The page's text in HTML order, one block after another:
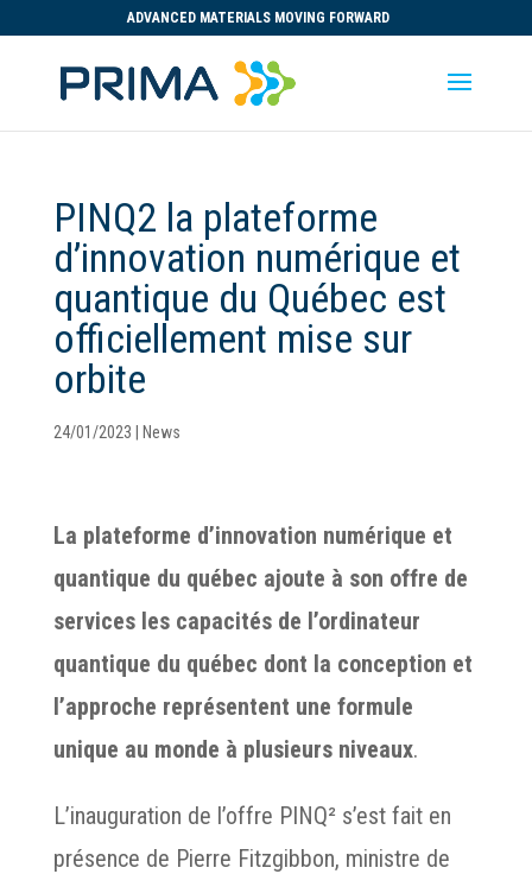
ADVANCED MATERIALS MOVING FORWARD
PINQ2 la plateforme
d’innovation numérique et
quantique du Québec est
officiellement mise sur
orbite
24/01/2023 News
La plateforme d’innovation numérique et
quantique du québec ajoute à son offre de
services les capacités de l’ordinateur
quantique du québec dont la conception et
l’approche représentent une formule
unique au monde à plusieurs niveaux.
L’inauguration de l’offre PINQ² s’est fait en
présence de Pierre Fitzgibbon, ministre de